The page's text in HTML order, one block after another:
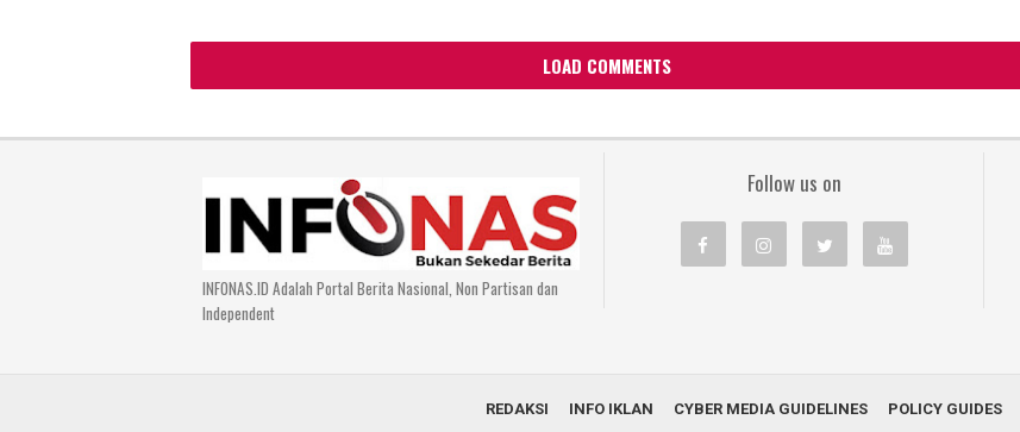
LOAD COMMENTS
INFONAS.ID Adalah Portal Berita Nasional, Non Partisan dan
Independent
Follow us on
REDAKSI INFO IKLAN CYBER MEDIA GUIDELINES POLICY GUIDES